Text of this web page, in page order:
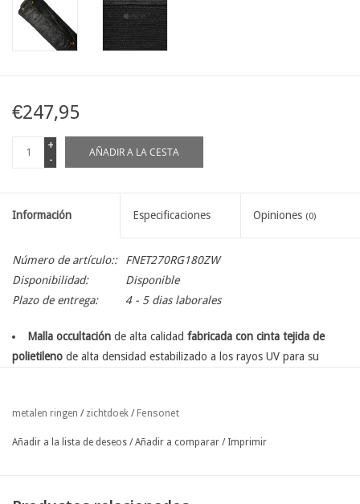
€247,95
+
-
AÑADIR A LA CESTA
Información Especificaciones Opiniones (0)
Número de artículo::
FNET270RG180ZW
Disponibilidad:
Disponible
Plazo de entrega:
4 - 5 dias laborales
Malla occultación de alta calidad fabricada con cinta tejida de
polietileno de alta densidad estabilizado a los rayos UV para su
limitado que facilita el estiramiento en todas las direcciones.
Con doble dobladillo y p
rovista de anillos metálicos Ø 12 mm
metalen ringen / zichtdoek / Fensonet
Añadir a la lista de deseos /Añadir a comparar / Imprimir